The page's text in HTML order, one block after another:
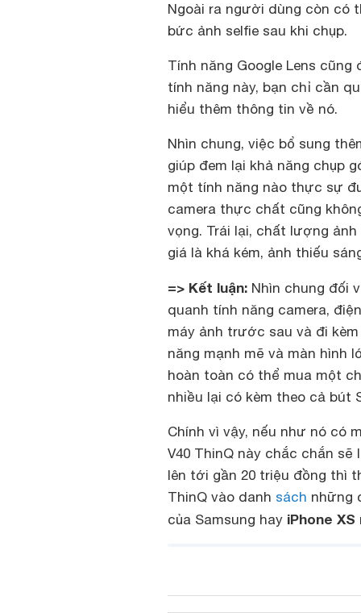
Ngoài ra người dùng còn có
bức ảnh selfie sau khi chụp.
Tính năng Google Lens
tính năng này, bạn chỉ cần
hiểu thêm thông tin về nó.
Nhìn chung, việc bổ sung
giúp đem lại khả năng chụp
một tính năng nào thực sự
camera thực chất cũng
vọng. Trái lại, chất lượng
giá là khá kém, ảnh thiếu
=> Kết luận: Nhìn chung đối
quanh tính năng camera,
máy ảnh trước sau và đi
năng mạnh mẽ và màn hình
hoàn toàn có thể mua một
nhiều lại có kèm theo cả bút
Chính vì vậy, nếu như nó có
V40 ThinQ này chắc chắn
lên tới gần 20 triệu đồng thì
ThinQ vào danh sách những
của Samsung hay iPhone XS